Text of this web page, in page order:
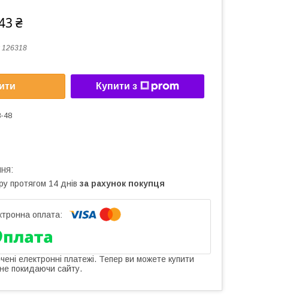
₴
126318
Купити з
48
протягом 14 днів за рахунок покупця
електронні платежі. Тепер ви можете купити
покидаючи сайту.